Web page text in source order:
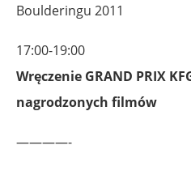
Boulderingu 2011
17:00-19:00
Wręczenie GRAND PRIX
nagrodzonych filmów
————-